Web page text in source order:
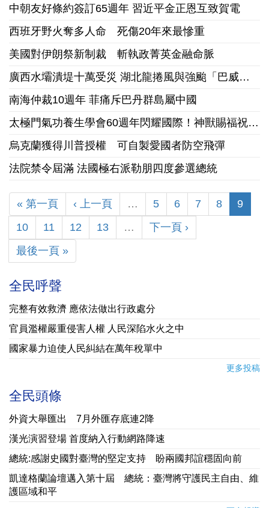
中朝友好條約簽訂65週年 習近平金正恩互致賀電
西班牙野火奪多人命 死傷20年來最慘重
美國對伊朗祭新制裁 斬執政菁英金融命脈
廣西水壩潰堤十萬受災 湖北龍捲風與強颱「巴威」接踵襲陸
南海仲裁10週年 菲痛斥巴丹群島屬中國
太極門氣功養生學會60週年閃耀國際！神獸賜福祝賀美國國慶
烏克蘭獲得川普授權 可自製愛國者防空飛彈
法院禁令屆滿 法國極右派勒朋四度參選總統
« 第一頁 ‹ 上一頁 … 5 6 7 8
9
10
11 12 13 …
下一頁 ›
最後一頁 »
全民呼聲
完整有效救濟 應依法做出行政處分
官員濫權嚴重侵害人權 人民深陷水火之中
國家暴力迫使人民糾結在萬年稅單中
更多投稿
全民頭條
外資大舉匯出 7月外匯存底連2降
漢光演習登場 首度納入行動網路降速
總統:感謝史國對臺灣的堅定支持 盼兩國邦誼穩固向前
凱達格蘭論壇邁入第十屆 總統：臺灣將守護民主自由、維
護區域和平